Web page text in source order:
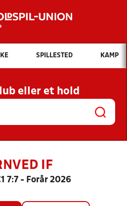
Hvad vil du søge efter?
INDHOLD OG NYHEDER
KLUBBER OG
HOLD
SPILLESTED KAMP
eller et hold
IF
7:7 - Forår 2026